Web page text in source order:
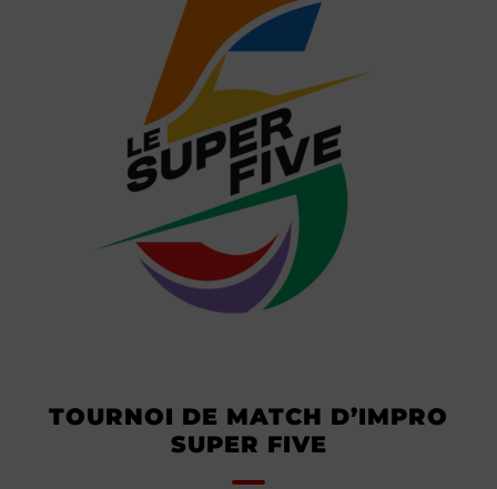
TOURNOI DE MATCH D’IMPRO
SUPER FIVE